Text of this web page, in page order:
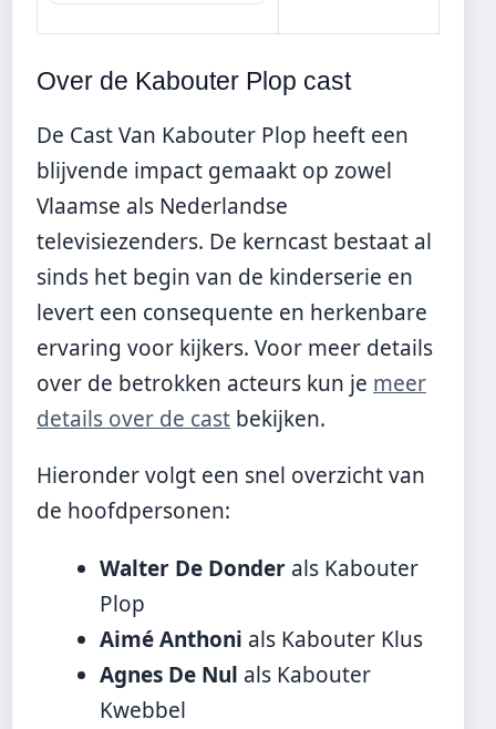
Over de Kabouter Plop cast
De Cast Van Kabouter Plop heeft een
blijvende impact gemaakt op zowel
Vlaamse als Nederlandse
televisiezenders. De kerncast bestaat al
sinds het begin van de kinderserie en
levert een consequente en herkenbare
ervaring voor kijkers. Voor meer details
over de betrokken acteurs kun je meer
details over de cast bekijken.
Hieronder volgt een snel overzicht van
de hoofdpersonen:
Walter De Donder als Kabouter
Plop
Aimé Anthoni als Kabouter Klus
Agnes De Nul als Kabouter
Kwebbel